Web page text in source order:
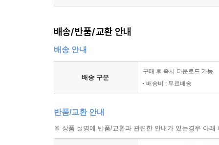
배송/반품/교환 안내
배송 안내
배송 구분
구매 후 즉시 다운로드 가능
배송비 : 무료배송
반품/교환 안내
※ 상품 설명에 반품/교환과 관련한 안내가 있는경우 아